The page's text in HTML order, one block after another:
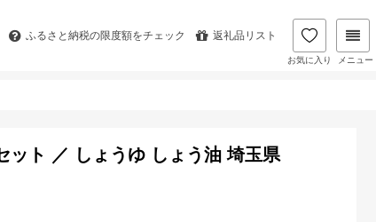
ふるさと納税の限度額をチェック 返礼品リスト
お気に入り メニュー
ット ／ しょうゆ しょう油 埼玉県